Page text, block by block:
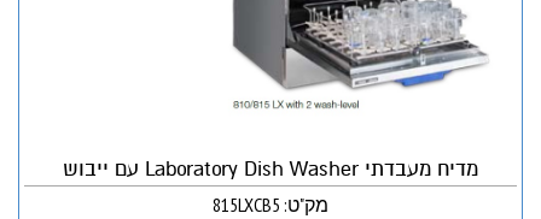
מדיח מעבדתי Laboratory Dish Washer עם ייבוש
מק"ט: 815LXCB5